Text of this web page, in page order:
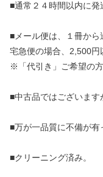
■通常２４時間以内に発
■メール便は、１冊から
宅急便の場合、2,500円
※「代引き」ご希望の
■中古品ではございます
■万が一品質に不備が有
■クリーニング済み。